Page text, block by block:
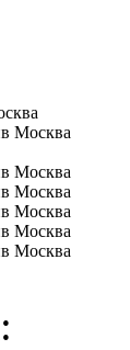
Москва
Москва
Москва
Москва
Москва
Москва